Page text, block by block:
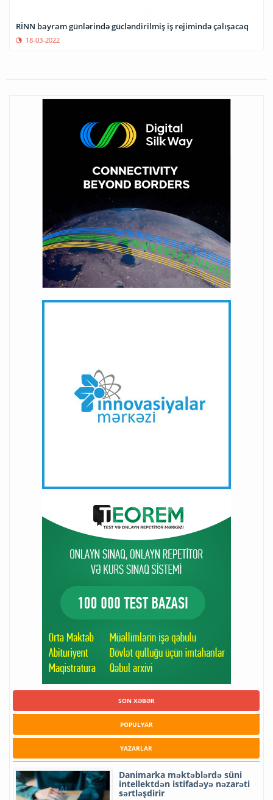
RİNN bayram günlərində gücləndirilmiş iş rejimində çalışacaq
18-03-2022
SON XƏBƏR
POPULYAR
YAZARLAR
Danimarka məktəblərdə süni
intellektdən istifadəyə nəzarəti
sərtləşdirir